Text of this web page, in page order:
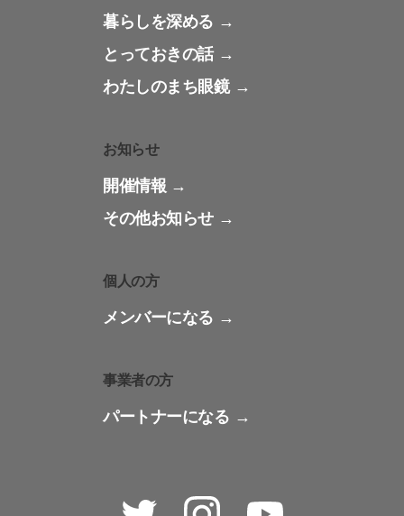
暮らしを深める
とっておきの話
わたしのまち眼鏡
お知らせ
開催情報
その他お知らせ
個人の方
メンバーになる
事業者の方
パートナーになる
Twitter Instagram